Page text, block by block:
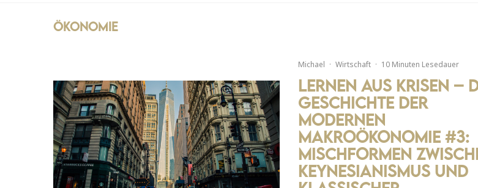
ökonomie
Michael · Wirtschaft · 10 Minuten Lesedauer
Lernen aus Krisen –
Geschichte der
modernen
Makroökonomie #3:
Mischformen
Keynesianismus und